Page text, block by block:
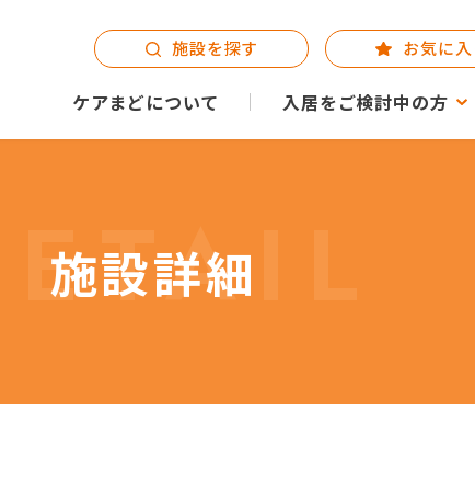
ケアまどについて 入居をご検討中の方
施設を探す お気に入
DETAIL
施設詳細